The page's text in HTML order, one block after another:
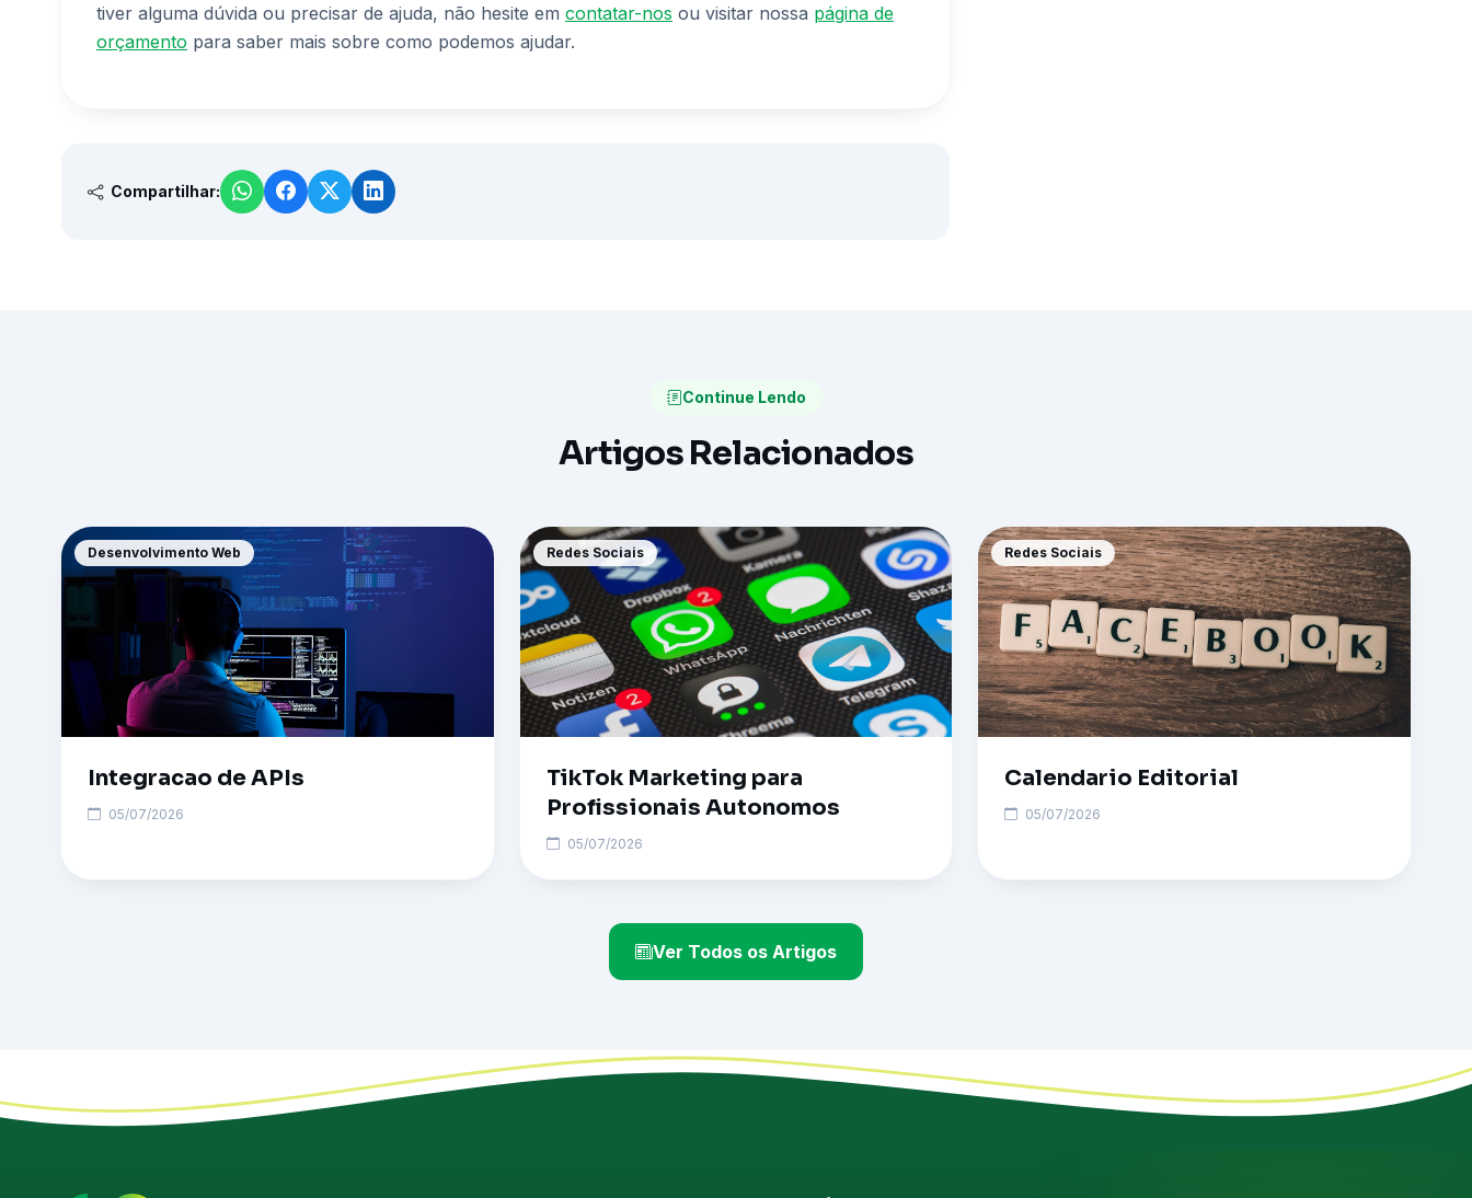
tiver alguma dúvida ou precisar de ajuda, não hesite em contatar-nos ou visitar nossa página de
orçamento para saber mais sobre como podemos ajudar.
Compartilhar:
Continue Lendo
Artigos Relacionados
Desenvolvimento Web
Integracao de APIs
05/07/2026
Redes Sociais
TikTok Marketing para
Profissionais Autonomos
05/07/2026
Redes Sociais
Calendario Editorial
05/07/2026
Ver Todos os Artigos